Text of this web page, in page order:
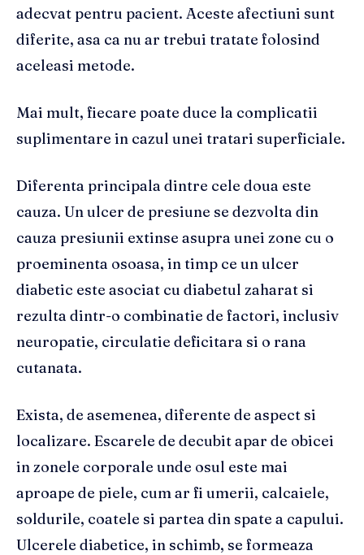
adecvat pentru pacient. Aceste afectiuni sunt
diferite, asa ca nu ar trebui tratate folosind
aceleasi metode.
Mai mult, fiecare poate duce la complicatii
suplimentare in cazul unei tratari superficiale.
Diferenta principala dintre cele doua este
cauza. Un ulcer de presiune se dezvolta din
cauza presiunii extinse asupra unei zone cu o
proeminenta osoasa, in timp ce un ulcer
diabetic este asociat cu diabetul zaharat si
rezulta dintr-o combinatie de factori, inclusiv
neuropatie, circulatie deficitara si o rana
cutanata.
Exista, de asemenea, diferente de aspect si
localizare. Escarele de decubit apar de obicei
in zonele corporale unde osul este mai
aproape de piele, cum ar fi umerii, calcaiele,
soldurile, coatele si partea din spate a capului.
Ulcerele diabetice, in schimb, se formeaza